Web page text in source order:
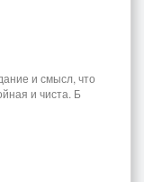
и смысл, что
и чиста. Б